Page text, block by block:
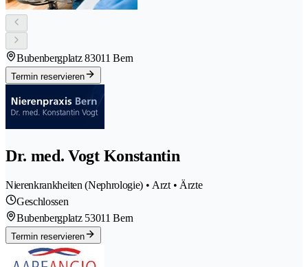
Bubenbergplatz 83011 Bern
Termin reservieren
Dr. med. Vogt Konstantin
Nierenkrankheiten (Nephrologie) • Arzt • Ärzte
Geschlossen
Bubenbergplatz 53011 Bern
Termin reservieren